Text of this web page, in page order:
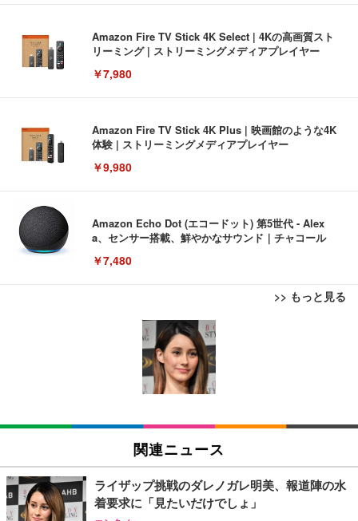
Amazon Fire TV Stick 4K Select | 4Kの高画質スト
リーミング | ストリーミングメディアプレイヤー
￥7,980
Amazon Fire TV Stick 4K Plus | 映画館のような4K
体験 | ストリーミングメディアプレイヤー
￥9,980
Amazon Echo Dot (エコードット) 第5世代 - Alex
a、センサー搭載、鮮やかなサウンド｜チャコール
￥7,480
>> もっと見る
[EdoErgo] オフィスチェア 椅子 テレワーク 疲れな
い 跳ね上げ式アームレスト コンパクト 約105度ロッ
キング pc 事務椅子 360度回転 座面昇降 強化ナイロ
ン樹脂ベース 通気性メッシュ 在宅ワーク H-WY01
(黒網+黒枠+黒足)
SIHOO B100 オフィスチェア／デスクチェア メッシ
ュチェア 人間工学 疲れない ブラック
￥27,999
Sezlife オフィスチェア デスクチェア 疲れない テレ
EIZO ビジネス向けプレミアムモニター | FlexScan
EV3240X-WT | 31.5型4K UHD・USB Type-C・ホワ
￥105,595
EIZO ビジネス向けプレミアムモニター | FlexScan
￥109,572
Amazonベーシック ペットシーツ 薄型 レギュラー 1
回使い捨て 無香料 ホワイト 300枚
Amazonベーシック ペットシーツ 厚型 ワイド 42枚
x2袋(84枚) ホワイト(吸収面:ライトブルー)
￥3,234
関連ニュース
ライザップ挑戦のダレノガレ明美、報道陣の水
着要求に「見たいだけでしょ」